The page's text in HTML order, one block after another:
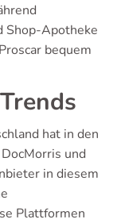
Shop-Apotheke
bequem
hat in den
und
in diesem
Plattformen